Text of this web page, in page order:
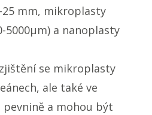
25 mm, mikroplasty
5000µm) a nanoplasty
se mikroplasty
ale také ve
a mohou být